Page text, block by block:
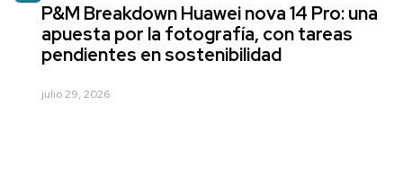
P&M Breakdown Huawei nova 14 Pro: una
apuesta por la fotografía, con tareas
pendientes en sostenibilidad
julio 29, 2026